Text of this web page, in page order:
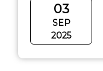
03
SEP
2025